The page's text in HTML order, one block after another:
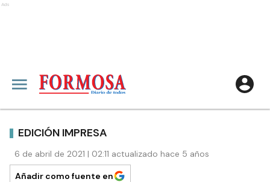
Ads
EDICIÓN IMPRESA
6 de abril de 2021 | 02:11 actualizado hace 5 años
Añadir como fuente en